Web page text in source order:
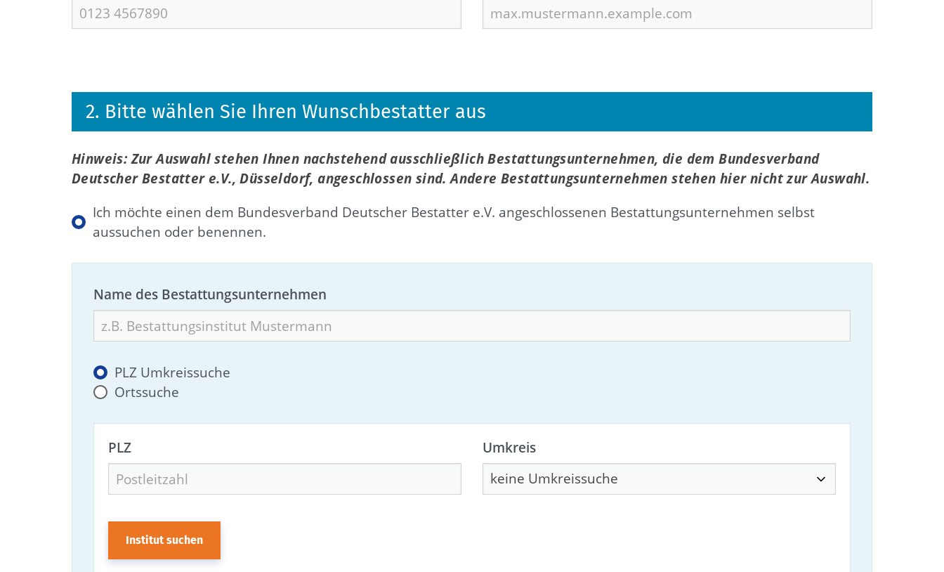
2. Bitte wählen Sie Ihren Wunschbestatter aus
Hinweis: Zur Auswahl stehen Ihnen nachstehend ausschließlich Bestattungsunternehmen, die dem Bundesverband
Deutscher Bestatter e.V., Düsseldorf, angeschlossen sind. Andere Bestattungsunternehmen stehen hier nicht zur Auswahl.
Ich möchte einen dem Bundesverband Deutscher Bestatter e.V. angeschlossenen Bestattungsunternehmen selbst
aussuchen oder benennen.
Name des Bestattungsunternehmen
PLZ Umkreissuche
Ortssuche
PLZ Umkreis